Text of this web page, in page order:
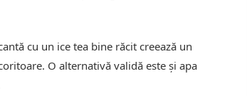
cu un ice tea bine răcit creează un
O alternativă validă este și apa